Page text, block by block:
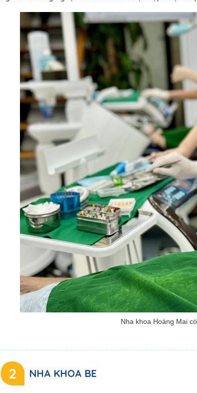
Nha khoa Hoàng Mai
2 NHA KHOA BE